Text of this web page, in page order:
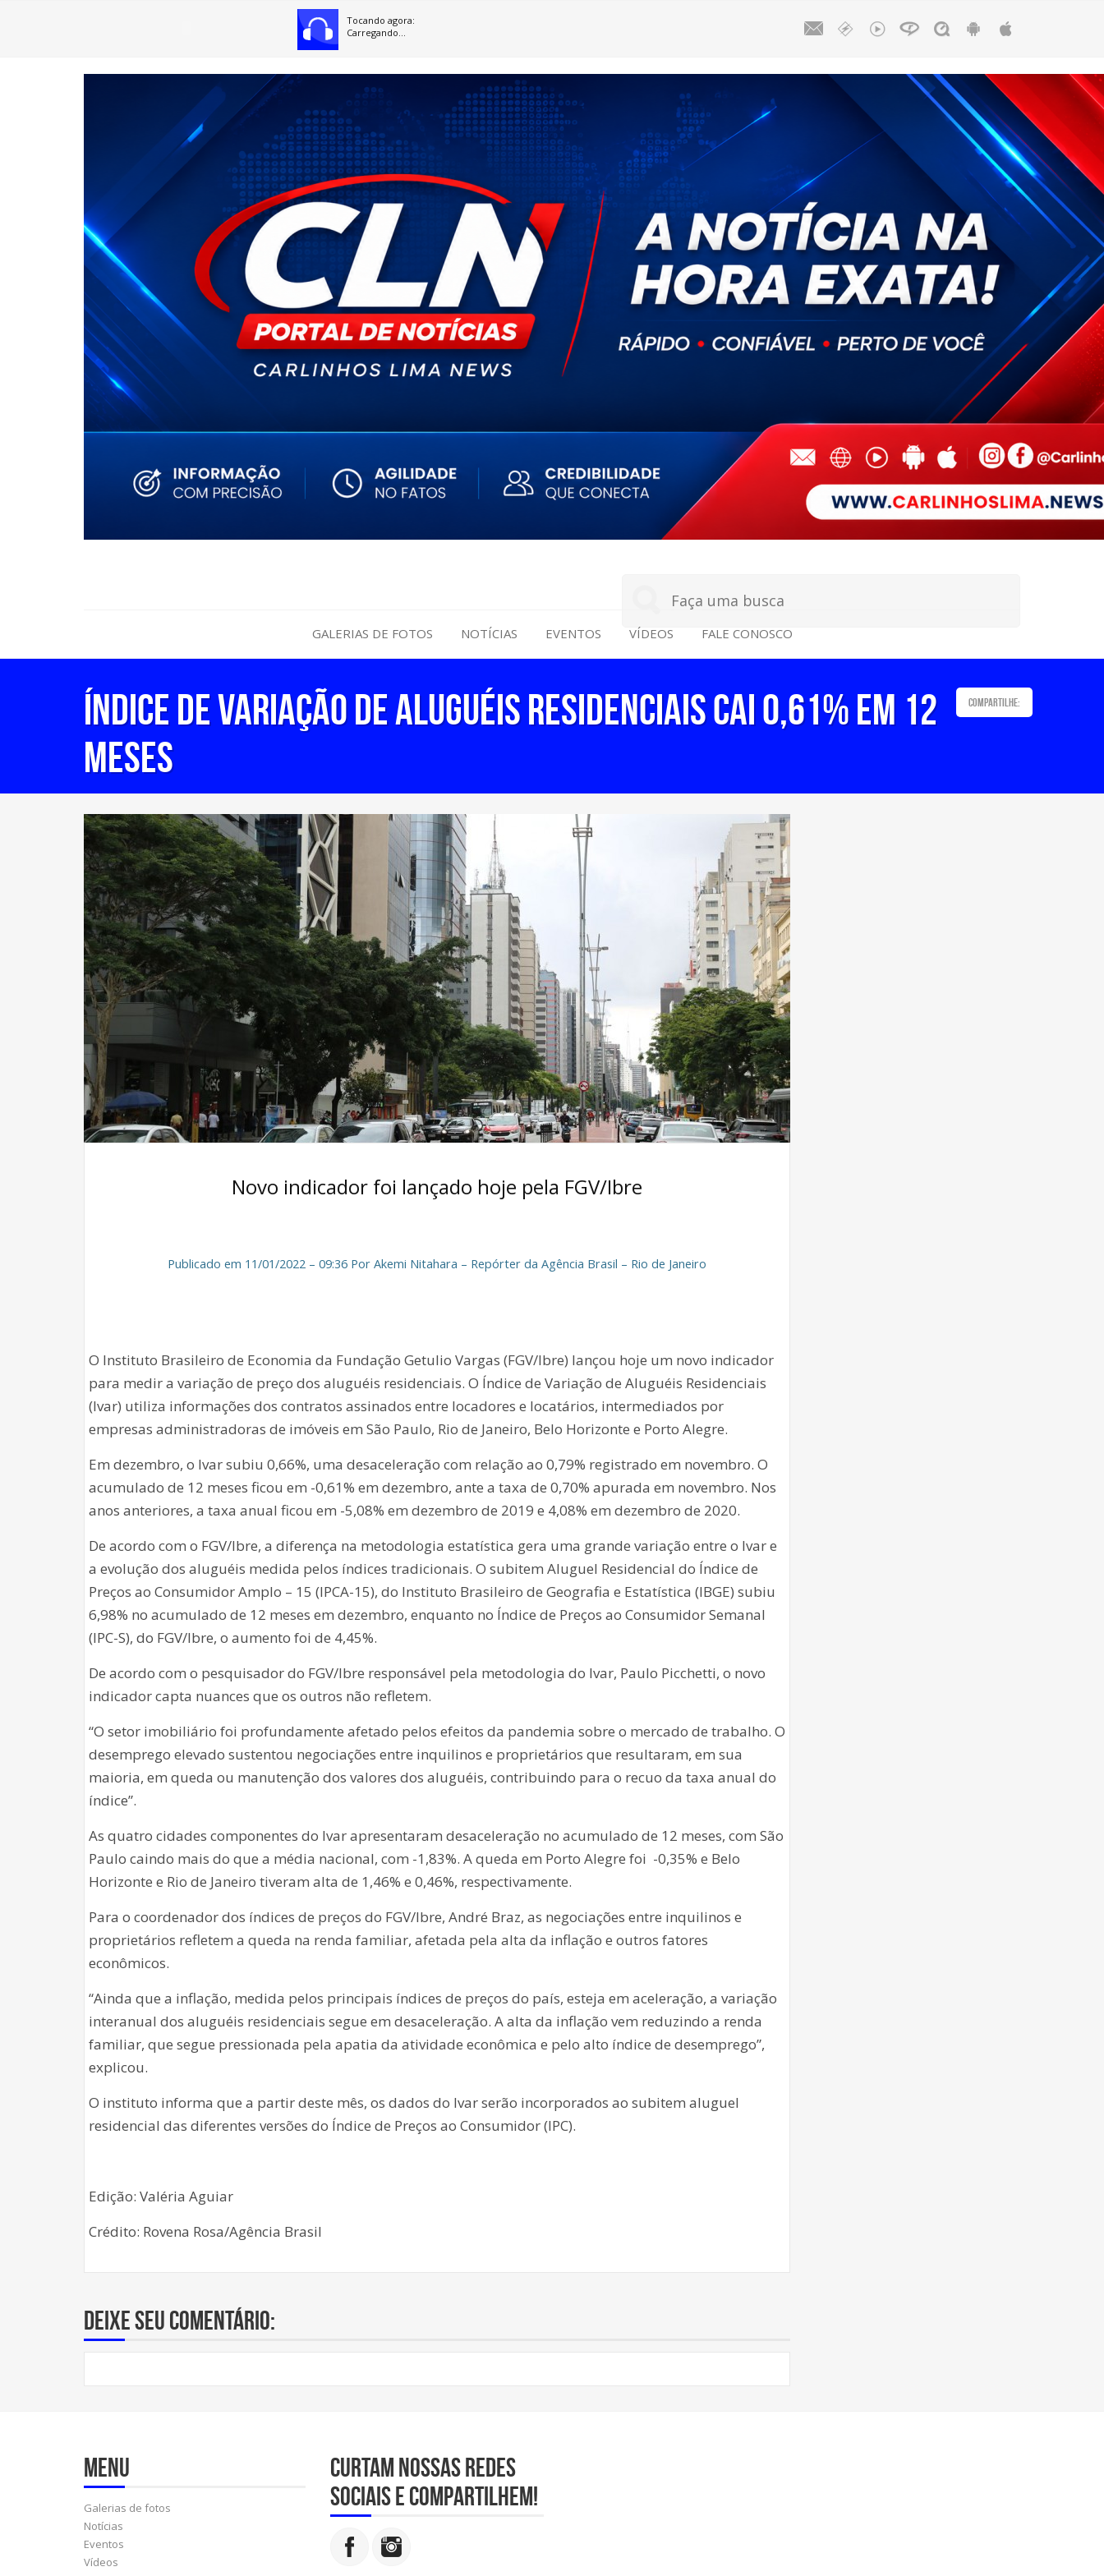
Tocando agora:
Carregando...
GALERIAS DE FOTOS NOTÍCIAS EVENTOS VÍDEOS FALE CONOSCO
Índice de Variação de Aluguéis Residenciais cai 0,61% em 12
meses
Compartilhe:
Novo indicador foi lançado hoje pela FGV/Ibre
Publicado em 11/01/2022 – 09:36 Por Akemi Nitahara – Repórter da Agência Brasil – Rio de Janeiro
O Instituto Brasileiro de Economia da Fundação Getulio Vargas (FGV/Ibre) lançou hoje um novo indicador
para medir a variação de preço dos aluguéis residenciais. O Índice de Variação de Aluguéis Residenciais
(Ivar) utiliza informações dos contratos assinados entre locadores e locatários, intermediados por
empresas administradoras de imóveis em São Paulo, Rio de Janeiro, Belo Horizonte e Porto Alegre.
Em dezembro, o Ivar subiu 0,66%, uma desaceleração com relação ao 0,79% registrado em novembro. O
acumulado de 12 meses ficou em -0,61% em dezembro, ante a taxa de 0,70% apurada em novembro. Nos
anos anteriores, a taxa anual ficou em -5,08% em dezembro de 2019 e 4,08% em dezembro de 2020.
De acordo com o FGV/Ibre, a diferença na metodologia estatística gera uma grande variação entre o Ivar e
a evolução dos aluguéis medida pelos índices tradicionais. O subitem Aluguel Residencial do Índice de
Preços ao Consumidor Amplo – 15 (IPCA-15), do Instituto Brasileiro de Geografia e Estatística (IBGE) subiu
6,98% no acumulado de 12 meses em dezembro, enquanto no Índice de Preços ao Consumidor Semanal
(IPC-S), do FGV/Ibre, o aumento foi de 4,45%.
De acordo com o pesquisador do FGV/Ibre responsável pela metodologia do Ivar, Paulo Picchetti, o novo
indicador capta nuances que os outros não refletem.
“O setor imobiliário foi profundamente afetado pelos efeitos da pandemia sobre o mercado de trabalho. O
desemprego elevado sustentou negociações entre inquilinos e proprietários que resultaram, em sua
maioria, em queda ou manutenção dos valores dos aluguéis, contribuindo para o recuo da taxa anual do
índice”.
As quatro cidades componentes do Ivar apresentaram desaceleração no acumulado de 12 meses, com São
Paulo caindo mais do que a média nacional, com -1,83%. A queda em Porto Alegre foi -0,35% e Belo
Horizonte e Rio de Janeiro tiveram alta de 1,46% e 0,46%, respectivamente.
Para o coordenador dos índices de preços do FGV/Ibre, André Braz, as negociações entre inquilinos e
proprietários refletem a queda na renda familiar, afetada pela alta da inflação e outros fatores
econômicos.
“Ainda que a inflação, medida pelos principais índices de preços do país, esteja em aceleração, a variação
interanual dos aluguéis residenciais segue em desaceleração. A alta da inflação vem reduzindo a renda
familiar, que segue pressionada pela apatia da atividade econômica e pelo alto índice de desemprego”,
explicou.
O instituto informa que a partir deste mês, os dados do Ivar serão incorporados ao subitem aluguel
residencial das diferentes versões do Índice de Preços ao Consumidor (IPC).
Edição: Valéria Aguiar
Crédito: Rovena Rosa/Agência Brasil
Deixe seu comentário:
Menu
Galerias de fotos
Notícias
Eventos
Vídeos
Curtam nossas redes
sociais e compartilhem!